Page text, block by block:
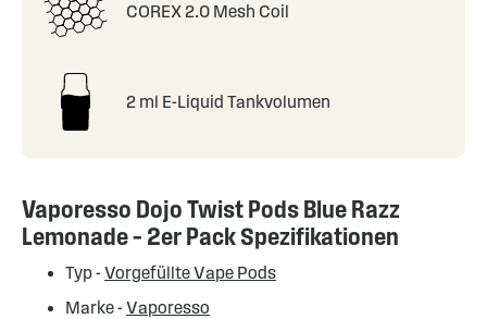
COREX 2.0 Mesh Coil
2 ml E-Liquid Tankvolumen
Vaporesso Dojo Twist Pods Blue Razz
Lemonade – 2er Pack Spezifikationen
Typ -Vorgefüllte Vape Pods
Marke -Vaporesso